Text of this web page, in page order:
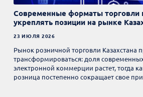
Современные форматы
укреплять позиции на рынке
23 ИЮЛЯ 2026
Рынок розничной торговли Казахстана
трансформироваться: доля
электронной коммерции растет, тогда
розница постепенно сокращает свое